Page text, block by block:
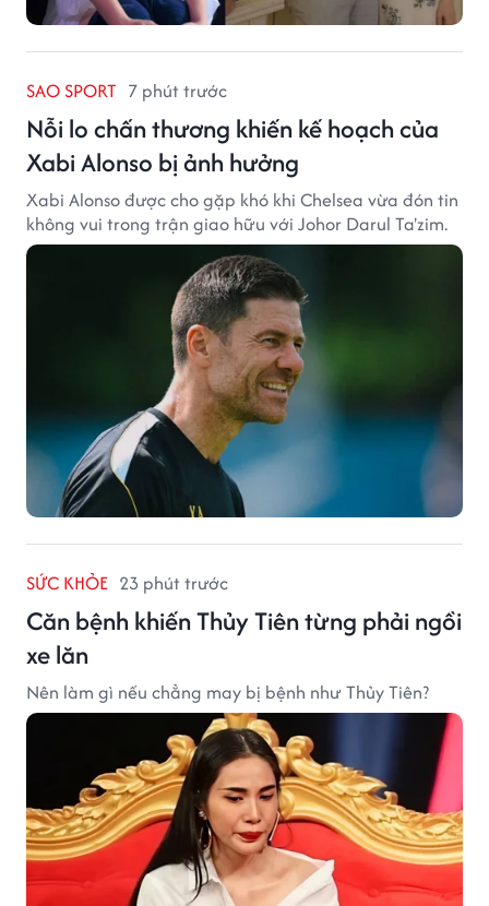
SAO SPORT 7 phút trước
Nỗi lo chấn thương khiến kế hoạch của
Xabi Alonso bị ảnh hưởng
Xabi Alonso được cho gặp khó khi Chelsea vừa đón tin
không vui trong trận giao hữu với Johor Darul Ta'zim.
SỨC KHỎE 23 phút trước
Căn bệnh khiến Thủy Tiên từng phải ngồi
xe lăn
Nên làm gì nếu chẳng may bị bệnh như Thủy Tiên?